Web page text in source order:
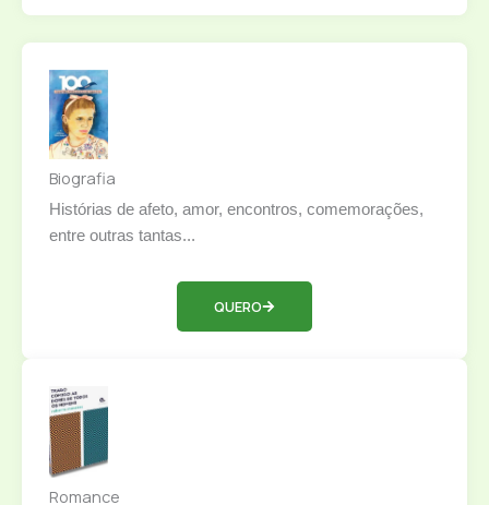
Biografia
Histórias de afeto, amor, encontros, comemorações,
entre outras tantas...
QUERO
Romance